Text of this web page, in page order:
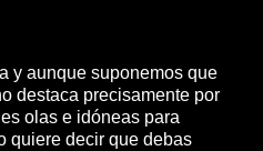
y aunque suponemos que
destaca precisamente por
olas e idóneas para
quiere decir que debas